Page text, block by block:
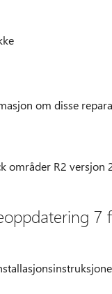
om disse
områder R2 versjon
7